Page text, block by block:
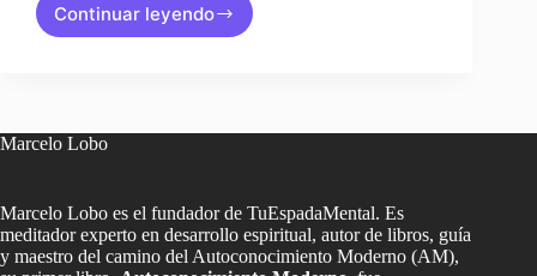
Continuar leyendo
El
Marcelo Lobo
Marcelo Lobo es el fundador de TuEspadaMental. Es
meditador experto en desarrollo espiritual, autor de libros, guía
y maestro del camino del Autoconocimiento Moderno (AM),